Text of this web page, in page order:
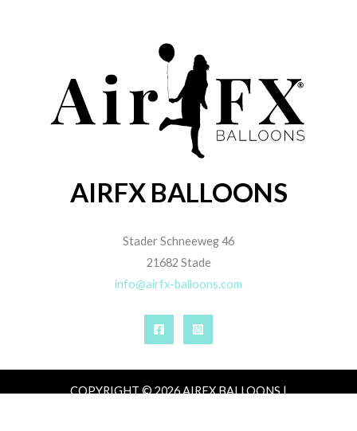
AIRFX BALLOONS
Stader Schneeweg 46
21682 Stade
info@airfx-balloons.com
COPYRIGHT © 2026 AIRFX BALLOONS |